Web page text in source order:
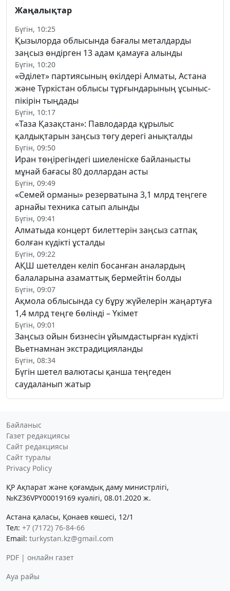
Жаңалықтар
Бүгін, 10:25
Қызылорда облысында бағалы металдарды
заңсыз өндірген 13 адам қамауға алынды
Бүгін, 10:20
«Әділет» партиясының өкілдері Алматы, Астана
және Түркістан облысы тұрғындарының ұсыныс-
пікірін тыңдады
Бүгін, 10:17
«Таза Қазақстан»: Павлодарда құрылыс
қалдықтарын заңсыз төгу дерегі анықталды
Бүгін, 09:50
Иран төңірегіндегі шиеленіске байланысты
мұнай бағасы 80 доллардан асты
Бүгін, 09:49
«Семей орманы» резерватына 3,1 млрд теңгеге
арнайы техника сатып алынды
Бүгін, 09:41
Алматыда концерт билеттерін заңсыз сатпақ
болған күдікті ұсталды
Бүгін, 09:22
АҚШ шетелден келіп босанған аналардың
балаларына азаматтық бермейтін болды
Бүгін, 09:07
Ақмола облысында су бұру жүйелерін жаңартуға
1,4 млрд теңге бөлінді – Үкімет
Бүгін, 09:01
Заңсыз ойын бизнесін ұйымдастырған күдікті
Вьетнамнан экстрадицияланды
Бүгін, 08:34
Бүгін шетел валютасы қанша теңгеден
саудаланып жатыр
Байланыс
Газет редакциясы
Сайт редакциясы
Сайт туралы
Privacy Policy
ҚР Ақпарат және қоғамдық даму министрлігі,
№KZ36VPY00019169 куәлігі, 08.01.2020 ж.
Астана қаласы, Қонаев көшесі, 12/1
Тел: +7 (7172) 76-84-66
Email: turkystan.kz@gmail.com
PDF | онлайн газет
Ауа райы